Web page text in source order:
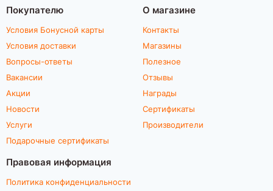
Покупателю
Условия Бонусной карты
Условия доставки
Вопросы-ответы
Вакансии
Акции
Новости
Услуги
Подарочные сертификаты
О магазине
Контакты
Магазины
Полезное
Отзывы
Награды
Сертификаты
Производители
Правовая информация
Политика конфиденциальности